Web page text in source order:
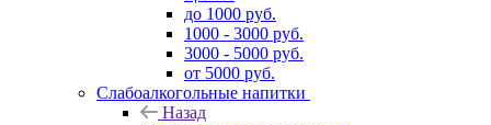
до 1000 руб.
1000 - 3000 руб.
3000 - 5000 руб.
от 5000 руб.
Слабоалкогольные напитки
Назад